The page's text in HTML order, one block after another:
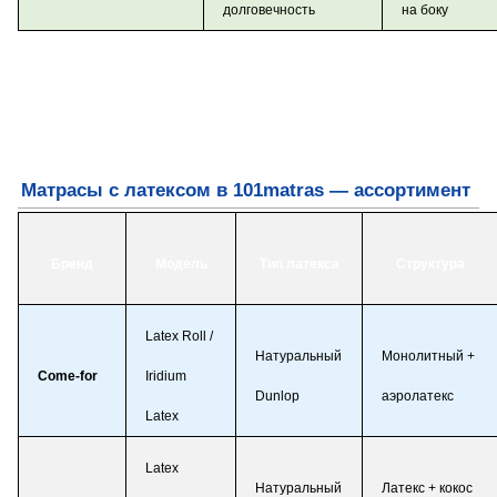
долговечность на боку
Матрасы с латексом в 101matras — ассортимент
Come-for
Latex Roll /
Iridium
Latex
Натуральный
Dunlop
Монолитный +
аэролатекс
Latex
Натуральный
Латекс + кокос